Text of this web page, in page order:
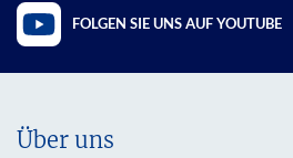
FOLGEN SIE UNS AUF YOUTUBE
Über uns